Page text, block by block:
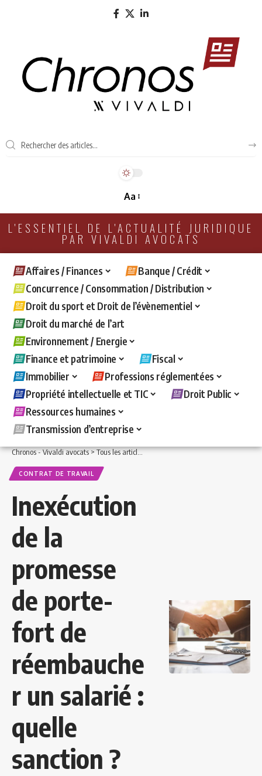
Aa
L'ESSENTIEL DE L'ACTUALITÉ JURIDIQUE
PAR VIVALDI AVOCATS
Affaires / Finances
Banque / Crédit
Concurrence / Consommation / Distribution
Droit du sport et Droit de l’évènementiel
Droit du marché de l’art
Environnement / Energie
Finance et patrimoine
Fiscal
Immobilier
Professions réglementées
Propriété intellectuelle et TIC
Droit Public
Ressources humaines
Transmission d’entreprise
Chronos - Vivaldi avocats>Tous les articles >Ressources humaines>Contrat de
CONTRAT DE TRAVAIL
Inexécution
de la
promesse
de porte-
fort de
réembauche
r un salarié :
quelle
sanction ?